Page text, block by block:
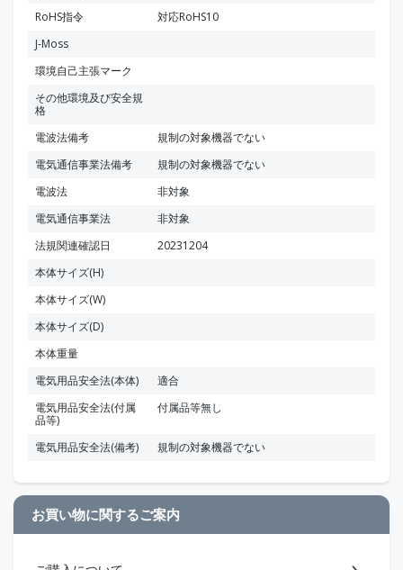
RoHS指令
対応RoHS10
J-Moss
環境自己主張マーク
その他環境及び安全規
格
電波法備考
規制の対象機器でない
電気通信事業法備考
規制の対象機器でない
電波法
非対象
電気通信事業法
非対象
法規関連確認日
20231204
本体サイズ(H)
本体サイズ(W)
本体サイズ(D)
本体重量
電気用品安全法(本体)
適合
電気用品安全法(付属
品等)
付属品等無し
電気用品安全法(備考) 規制の対象機器でない
お買い物に関するご案内